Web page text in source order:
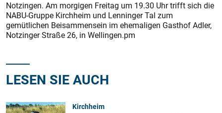
Notzingen. Am morgigen Freitag um 19.30 Uhr trifft sich die
NABU-Gruppe Kirchheim und Lenninger Tal zum
gemütlichen Beisammensein im ehemaligen Gasthof Adler,
Notzinger Straße 26, in Wellingen.pm
LESEN SIE AUCH
Kirchheim